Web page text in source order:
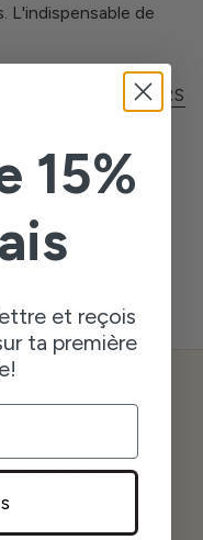
L'indispensable de
DES GRANDEURS
quotidien!
15%
et reçois
ta première